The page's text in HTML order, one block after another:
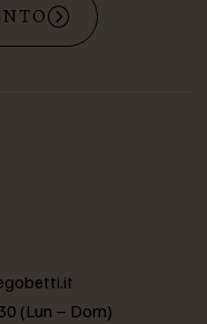
(Lun – Dom)